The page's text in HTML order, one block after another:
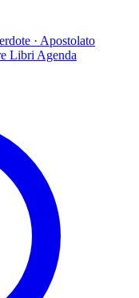
· Apostolato
Libri Agenda